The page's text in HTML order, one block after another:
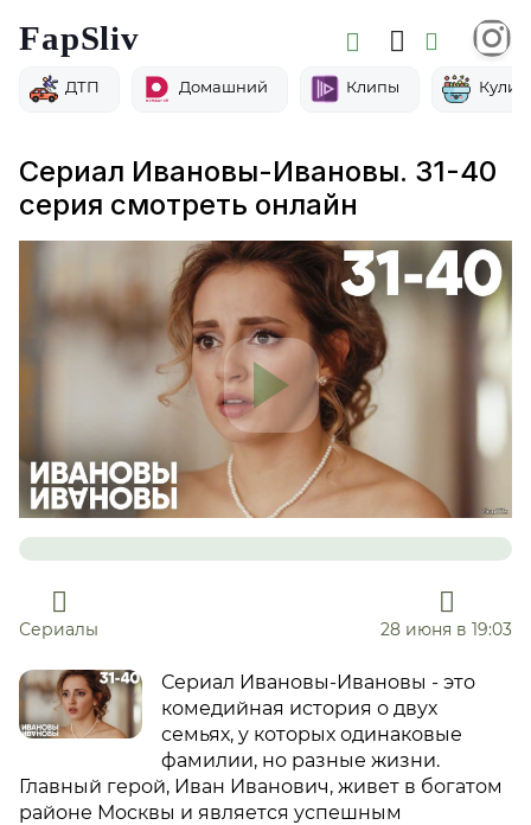
FapSliv
ДТП Домашний Клипы
Сериал Ивановы-Ивановы. 31-40
серия смотреть онлайн
Сериалы 28 июня в 19:03
Сериал Ивановы-Ивановы - это
комедийная история о двух
семьях, у которых одинаковые
фамилии, но разные жизни.
Главный герой, Иван Иванович, живет в богатом
районе Москвы и является успешным